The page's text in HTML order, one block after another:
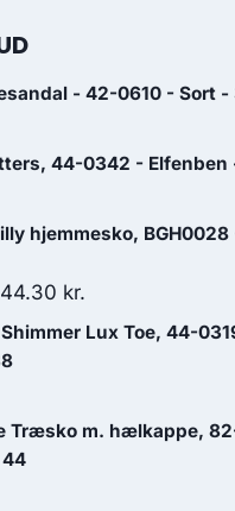
- 42-0610 - Sort -
44-0342 - Elfenben
hjemmesko, BGH0028
349.00 kr..
kr.
aktuelle
244.30 kr..
Lux Toe, 44-
Træsko m. hælkappe,